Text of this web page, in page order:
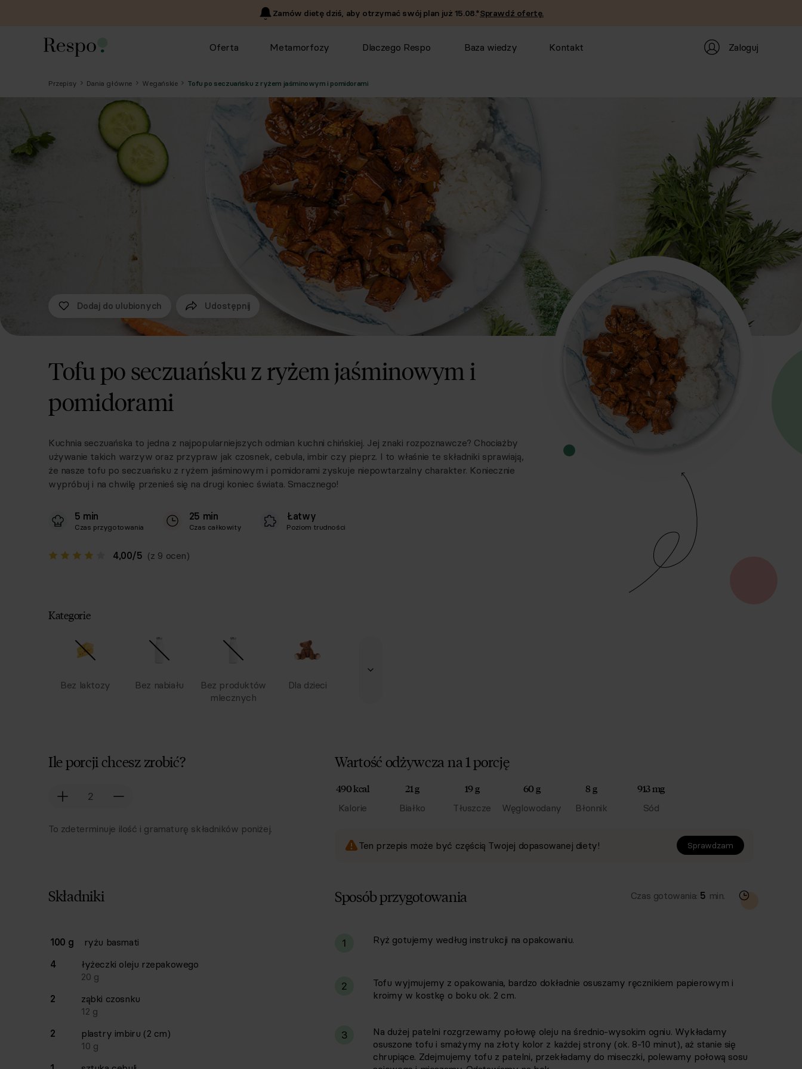
Zamów dietę dziś, aby otrzymać swój plan już 15.08.*Sprawdź ofertę.
Oferta Metamorfozy Dlaczego Respo Baza wiedzy Kontakt Zaloguj
Przepisy Dania główne Wegańskie Tofu po seczuańsku z ryżem jaśminowym i pomidorami
Dodaj do ulubionych Udostępnij
Tofu po seczuańsku z ryżem jaśminowym i
pomidorami
Kuchnia seczuańska to jedna z najpopularniejszych odmian kuchni chińskiej. Jej znaki rozpoznawcze? Chociażby
używanie takich warzyw oraz przypraw jak czosnek, cebula, imbir czy pieprz. I to właśnie te składniki sprawiają,
że nasze tofu po seczuańsku z ryżem jaśminowym i pomidorami zyskuje niepowtarzalny charakter. Koniecznie
wypróbuj i na chwilę przenieś się na drugi koniec świata. Smacznego!
5 min
Czas przygotowania
25 min
Czas całkowity
Łatwy
Poziom trudności
4,00/5 (z 9 ocen)
Kategorie
Bez laktozy Bez nabiału
Bez produktów
mlecznych
Dla dzieci
Ile porcji chcesz zrobić?
To zdeterminuje ilość i gramaturę składników poniżej.
Wartość odżywcza na 1 porcję
490 kcal
Kalorie
21 g
Białko
19 g
Tłuszcze
60 g
Węglowodany
8 g
Błonnik
913 mg
Sód
Ten przepis może być częścią Twojej dopasowanej diety! Sprawdzam
Składniki
Lista składników przepisu z ilościami i wagami
Ilość Składnik
100 g
ryżu basmati
4
łyżeczki oleju rzepakowego
20 g
2
ząbki czosnku
12 g
2
plastry imbiru (2 cm)
10 g
Sposób przygotowania Czas gotowania: 5 min.
1 Ryż gotujemy według instrukcji na opakowaniu.
2
Tofu wyjmujemy z opakowania, bardzo dokładnie osuszamy ręcznikiem papierowym i
kroimy w kostkę o boku ok. 2 cm.
3
Na dużej patelni rozgrzewamy połowę oleju na średnio-wysokim ogniu. Wykładamy
osuszone tofu i smażymy na złoty kolor z każdej strony (ok. 8-10 minut), aż stanie się
chrupiące. Zdejmujemy tofu z patelni, przekładamy do miseczki, polewamy połową sosu